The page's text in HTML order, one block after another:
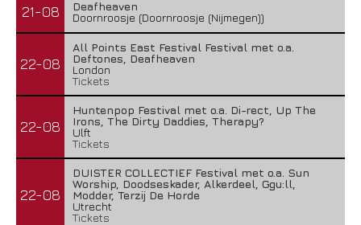
21-08
Deafheaven
Doornroosje (Doornroosje (Nijmegen))
22-08
All Points East Festival Festival met o.a.
Deftones, Deafheaven
London
Tickets
22-08
Huntenpop Festival met o.a. Di-rect, Up The
Irons, The Dirty Daddies, Therapy?
Ulft
Tickets
22-08
DUISTER COLLECTIEF Festival met o.a. Sun
Worship, Doodseskader, Alkerdeel, Ggu:ll,
Modder, Terzij De Horde
Utrecht
Tickets